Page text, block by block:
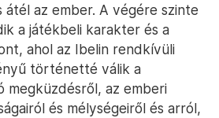
átél az ember. A végére szinte
a játékbeli karakter és a
ahol az Ibelin rendkívüli
történetté válik a
megküzdésről, az emberi
és mélységeiről és arról,